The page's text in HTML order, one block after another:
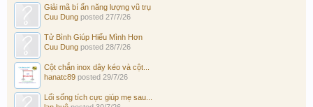
Giải mã bí ẩn năng lượng vũ trụ
Cuu Dung posted 27/7/26
Tử Bình Giúp Hiểu Mình Hơn
Cuu Dung posted 28/7/26
Cột chắn inox dây kéo và cột...
hanatc89 posted 29/7/26
Lối sống tích cực giúp mẹ sau...